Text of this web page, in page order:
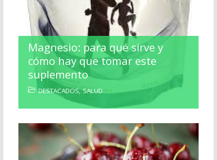
Magnesio: para qué sirve y
cómo hay que tomar este
suplemento
DESTACADOS, SALUD